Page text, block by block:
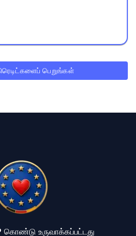
பெறுங்கள்
கொண்டு உருவாக்கப்பட்டது